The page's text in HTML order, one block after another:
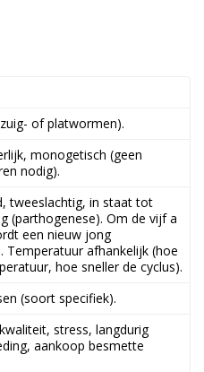
of platwormen).
monogetisch (geen
nodig).
tweeslachtig, in staat tot
(parthogenese). Om de vijf a
een nieuw jong
Temperatuur afhankelijk (hoe
hoe sneller de cyclus).
(soort specifiek).
stress, langdurig
aankoop besmette